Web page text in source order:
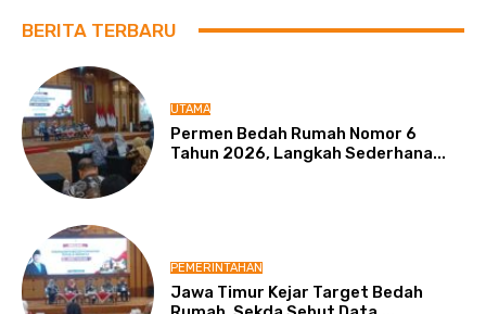
BERITA TERBARU
UTAMA
Permen Bedah Rumah Nomor 6
Tahun 2026, Langkah Sederhana...
PEMERINTAHAN
Jawa Timur Kejar Target Bedah